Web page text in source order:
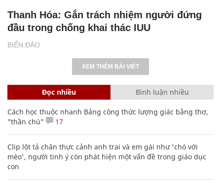
BIỂN ĐẢO
Thanh Hóa: Gắn trách nhiệm người đứng
đầu trong chống khai thác IUU
XEM THÊM BÀI VIẾT
Đọc nhiều Bình luận nhiều
Cách học thuộc nhanh Bảng công thức lượng giác bằng thơ,
"thần chú"
17
Clip lột tả chân thực cảnh anh trai và em gái như 'chó với
mèo', người tinh ý còn phát hiện một vấn đề trong giáo dục
con